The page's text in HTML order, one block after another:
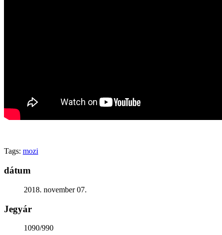
Tags: mozi
dátum
2018. november 07.
Jegyár
1090/990